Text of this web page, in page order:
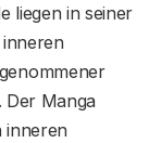
liegen in seiner
Der Manga
inneren